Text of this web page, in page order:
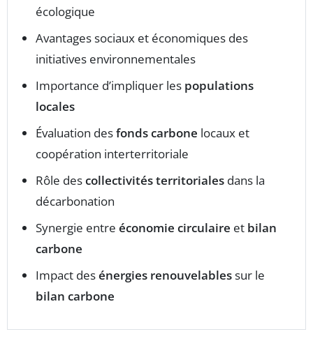
écologique
Avantages sociaux et économiques des
initiatives environnementales
Importance d’impliquer les populations
locales
Évaluation desfonds carbone locaux et
coopération interterritoriale
Rôle descollectivités territoriales dans la
décarbonation
Synergie entre économie circulaire et bilan
carbone
Impact desénergies renouvelablessur le
bilan carbone